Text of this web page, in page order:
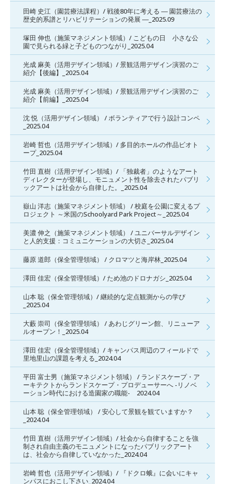
田崎 史江（園芸療法課程）/ 戦後80年に考える ― 園芸療法の
歴史的系譜とリハビリテーションの発展 ―_2025.09
塚田 伸也（施策マネジメント領域）/ こどもの日 小さな公
園で見られる緑と子どものつながり_2025.04
光成 麻美（活用デザイン領域）/ 景観活用デザイン演習のご
紹介【後編】_2025.04
光成 麻美（活用デザイン領域）/ 景観活用デザイン演習のご
紹介【前編】_2025.04
沈 悦（活用デザイン領域） / ボランティアで行う設計コンペ
_2025.04
岩崎 哲也（活用デザイン領域）/ 多目的ホールの作品ビオト
ープ_2025.04
竹田 直樹（活用デザイン領域）/ 「独裁者」のようなアート
ディレクターが登場し、モニュメント性を除去されたパブリ
ックアートは社会から自律した。_2025.04
嶽山 洋志（施策マネジメント領域） / 校庭を公園に変えるプ
ロジェクト ～米国のSchoolyard Park Project～_2025.04
美濃 伸之（施策マネジメント領域） / ユニバーサルデザイン
と人的支援：コミュニケーションの大切さ_2025.04
藤原 道郎（保全管理領域） / クロマツと海岸林_2025.04
澤田 佳宏（保全管理領域）/ ため池のドロナガシ_2025.04
山本 聡（保全管理領域）/ 継続的な定点観測からの学び
_2025.04
大藪 崇司（保全管理領域） / あわじグリーン館、リニューア
ルオープン！_2025.04
澤田 佳宏（保全管理領域）/ キャンパス周辺のフィールドで
里地里山の課題を考える_2024.04
平田 富士男（施策マネジメント領域） / ランドスケープ・ア
ーキテクトからランドスケープ・プロデューサーへ -リノベ
ーション時代における造園家の職能- 2024.04
山本 聡（保全管理領域） / 安心して景観を観ていますか？
_2024.04
竹田 直樹（活用デザイン領域）/ 社会から自律することを強
制され自由主義のモニュメントになったパブリックアート
は、社会から自律していなかった_2024.04
岩崎 哲也（活用デザイン領域）/ 『ドクロ蛾』に会いにキャ
ンパスにおこし下さい_2024.04